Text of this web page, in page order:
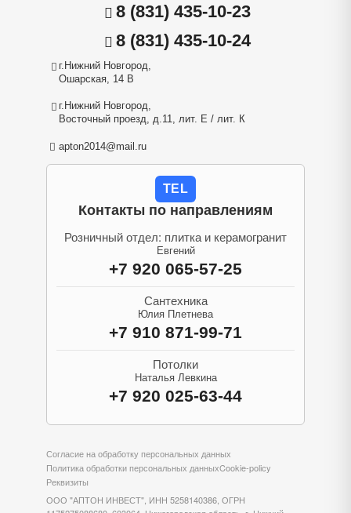
8 (831) 435-10-23
8 (831) 435-10-24
г.Нижний Новгород,
Ошарская, 14 В
г.Нижний Новгород,
Восточный проезд, д.11, лит. Е / лит. К
apton2014@mail.ru
TEL
Контакты по направлениям
Розничный отдел: плитка и керамогранит
Евгений
+7 920 065-57-25
Сантехника
Юлия Плетнева
+7 910 871-99-71
Потолки
Наталья Левкина
+7 920 025-63-44
Согласие на обработку персональных данных
Политика обработки персональных данныхCookie-policy
Реквизиты
ООО "АПТОН ИНВЕСТ", ИНН 5258140386, ОГРН